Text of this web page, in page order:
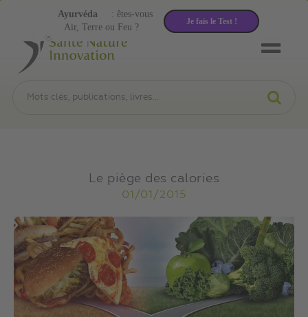
Le piège des calories
01/01/2015
Air, Terre ou Feu ?
Ayurvéda : êtes-vous
Je fais le Test !